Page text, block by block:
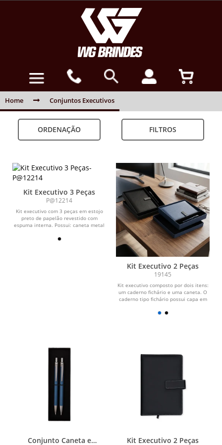
Home Conjuntos Executivos
ORDENAÇÃO FILTROS
Kit Executivo 3 Peças
P@12214
Kit executivo com 3 peças em estojo
preto de papelão revestido com
espuma interna. Possui: caneta metal
Kit Executivo 2 Peças
19145
Kit executivo composto por dois itens:
um caderno fichário e uma caneta. O
caderno tipo fichário possui capa em
Conjunto Caneta e
Kit Executivo 2 Peças